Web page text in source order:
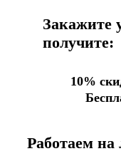
Закажите
получите:
10%
Работаем